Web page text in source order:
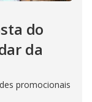
do
da
promocionais